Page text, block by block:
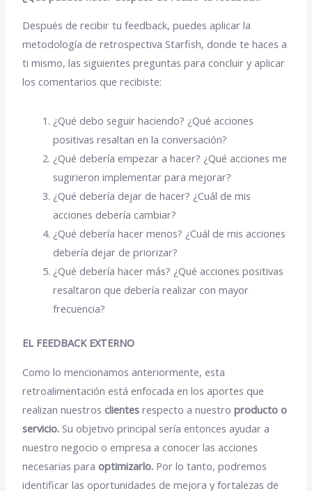
Después de recibir tu feedback, puedes aplicar la
metodología de retrospectiva Starfish, donde te haces a
ti mismo, las siguientes preguntas para concluir y aplicar
los comentarios que recibiste:
¿Qué debo seguir haciendo? ¿Qué acciones
positivas resaltan en la conversación?
¿Qué debería empezar a hacer? ¿Qué acciones me
sugirieron implementar para mejorar?
¿Qué debería dejar de hacer? ¿Cuál de mis
acciones debería cambiar?
¿Qué debería hacer menos? ¿Cuál de mis acciones
debería dejar de priorizar?
¿Qué debería hacer más? ¿Qué acciones positivas
resaltaron que debería realizar con mayor
frecuencia?
EL FEEDBACK EXTERNO
Como lo mencionamos anteriormente, esta
retroalimentación está enfocada en los aportes que
realizan nuestrosclientes respecto a nuestroproducto o
servicio. Su objetivo principal sería entonces ayudar a
nuestro negocio o empresa a conocer las acciones
necesarias paraoptimizarlo. Por lo tanto, podremos
identificar las oportunidades de mejora y fortalezas de